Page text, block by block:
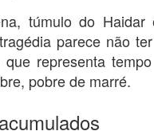
túmulo do
parece não
que representa
pobre de marré.